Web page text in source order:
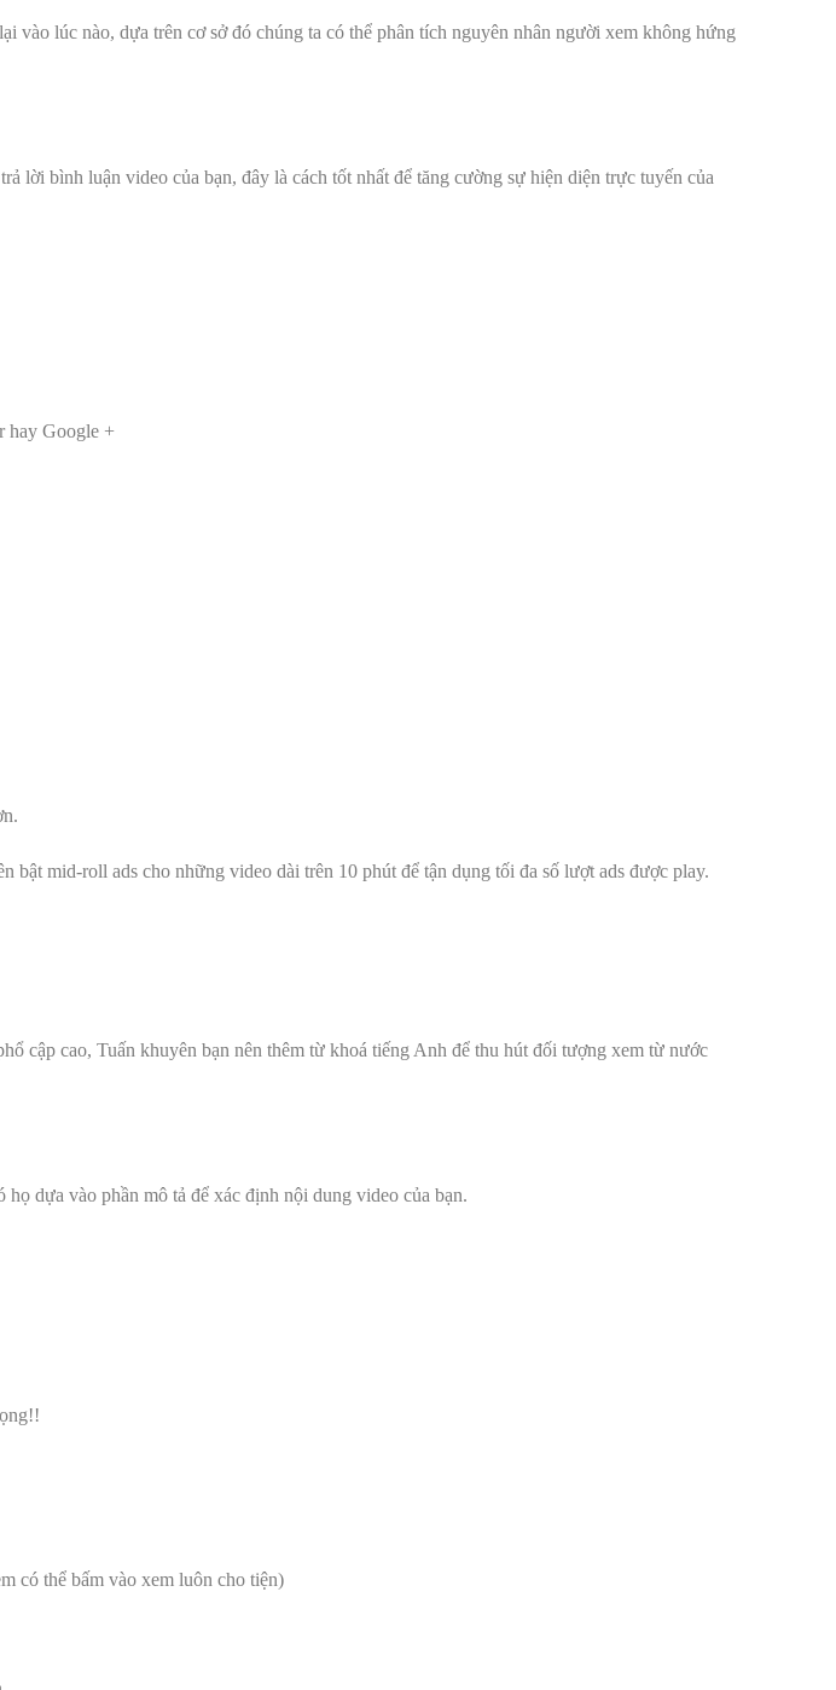
lúc nào, dựa trên cơ sở đó chúng ta có thể phân tích nguyên nhân người xem không hứng
lời bình luận video của bạn, đây là cách tốt nhất để tăng cường sự hiện diện trực tuyến của
hay Google +
mid-roll ads cho những video dài trên 10 phút để tận dụng tối đa số lượt ads được play.
cập cao, Tuấn khuyên bạn nên thêm từ khoá tiếng Anh để thu hút đối tượng xem từ nước
dựa vào phần mô tả để xác định nội dung video của bạn.
có thể bấm vào xem luôn cho tiện)